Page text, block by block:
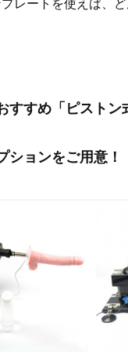
レートを使えば、
すすめ「ピスト
ションをご用意！